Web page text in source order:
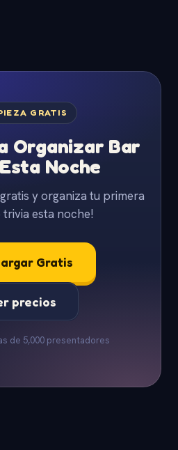
GRATIS
Organizar Bar
Noche
y organiza tu primera
esta noche!
Gratis
precios
de 5,000 presentadores